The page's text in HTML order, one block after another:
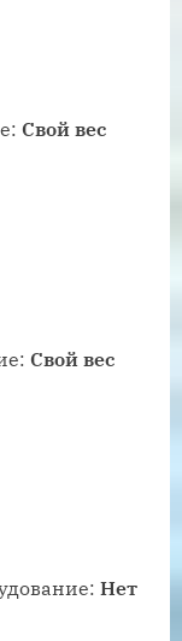
Свой вес
Свой вес
Нет